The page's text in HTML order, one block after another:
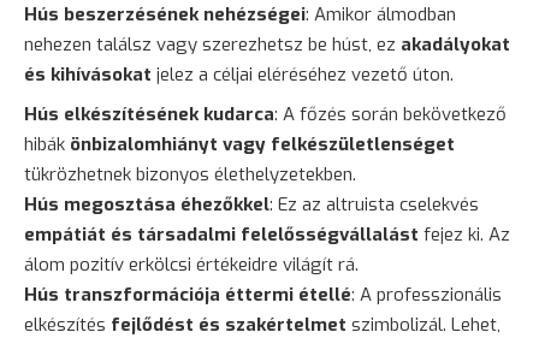
Hús beszerzésének nehézségei: Amikor álmodban
nehezen találsz vagy szerezhetsz be húst, ez akadályokat
és kihívásokat jelez a céljai eléréséhez vezető úton.
Hús elkészítésének kudarca: A főzés során bekövetkező
hibák önbizalomhiányt vagy felkészületlenséget
tükrözhetnek bizonyos élethelyzetekben.
Hús megosztása éhezőkkel: Ez az altruista cselekvés
empátiát és társadalmi felelősségvállalást fejez ki. Az
álom pozitív erkölcsi értékeidre világít rá.
Hús transzformációja éttermi étellé: A professzionális
elkészítés fejlődést és szakértelmet szimbolizál. Lehet,